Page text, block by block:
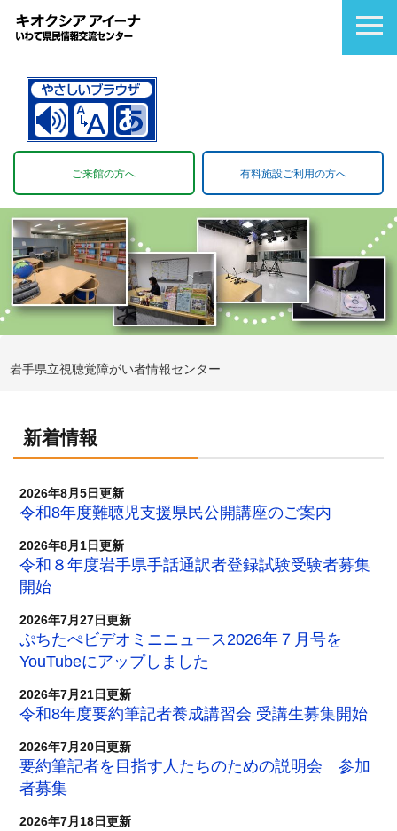
ご来館の方へ 有料施設ご利用の方へ
岩手県立視聴覚障がい者情報センター
新着情報
2026年8月5日更新
令和8年度難聴児支援県民公開講座のご案内
2026年8月1日更新
令和８年度岩手県手話通訳者登録試験受験者募集
開始
2026年7月27日更新
ぷちたぺビデオミニニュース2026年７月号を
YouTubeにアップしました
2026年7月21日更新
令和8年度要約筆記者養成講習会 受講生募集開始
2026年7月20日更新
要約筆記者を目指す人たちのための説明会 参加
者募集
2026年7月18日更新